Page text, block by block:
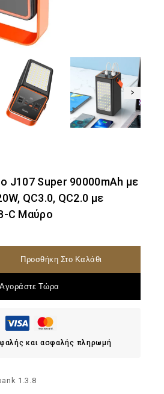
J107 Super 90000mAh με
QC3.0, QC2.0 με
C Μαύρο
Προσθήκη Στο Καλάθι
Αγοράστε Τώρα
και ασφαλής πληρωμή